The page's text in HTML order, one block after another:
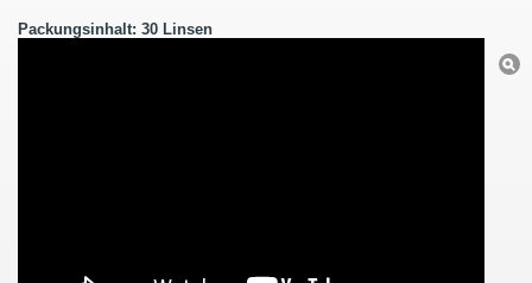
Packungsinhalt: 30 Linsen